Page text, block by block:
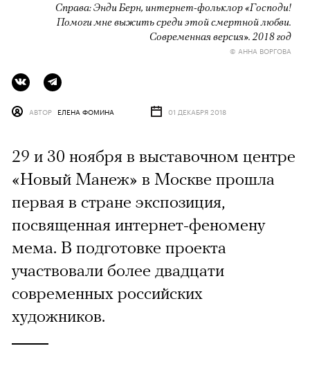
Справа: Энди Берн, интернет-фольклор «Господи!
Помоги мне выжить среди этой смертной любви.
Современная версия». 2018 год
© АННА ВОРГОВА
АВТОР ЕЛЕНА ФОМИНА 01 ДЕКАБРЯ 2018
29 и 30 ноября в выставочном центре
«Новый Манеж» в Москве прошла
первая в стране экспозиция,
посвященная интернет-феномену
мема. В подготовке проекта
участвовали более двадцати
современных российских
художников.